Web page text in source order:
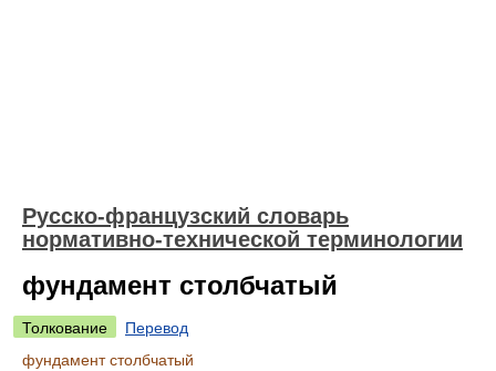
Русско-французский словарь
нормативно-технической терминологии
фундамент столбчатый
Толкование
Перевод
фундамент столбчатый